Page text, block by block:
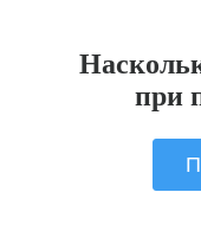
при